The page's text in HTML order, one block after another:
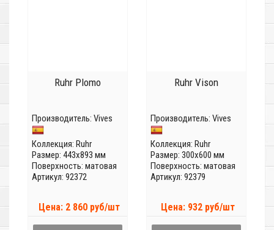
Ruhr Plomo
Производитель: Vives
Коллекция: Ruhr
Размер: 443x893 мм
Поверхность: матовая
Артикул: 92372
Цена: 2 860 руб/шт
Ruhr Vison
Производитель: Vives
Коллекция: Ruhr
Размер: 300x600 мм
Поверхность: матовая
Артикул: 92379
Цена: 932 руб/шт